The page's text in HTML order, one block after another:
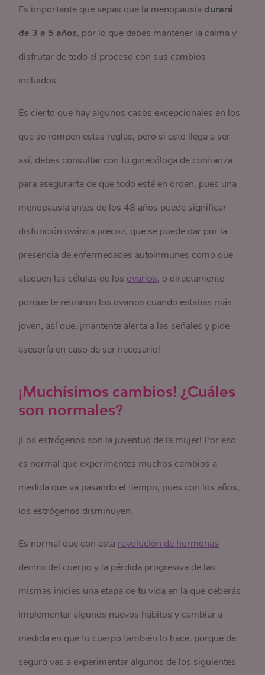
Es importante que sepas que la menopausiadurará
de 3 a 5 años, por lo que debes mantener la calma y
disfrutar de todo el proceso con sus cambios
incluidos.
Es cierto que hay algunos casos excepcionales en los
que se rompen estas reglas, pero si esto llega a ser
así, debes consultar con tu ginecóloga de confianza
para asegurarte de que todo esté en orden, pues una
menopausia antes de los 48 años puede significar
disfunción ovárica precoz, que se puede dar por la
presencia de enfermedades autoinmunes como que
ataquen las células de los ovarios, o directamente
porque te retiraron los ovarios cuando estabas más
joven, así que, ¡mantente alerta a las señales y pide
asesoría en caso de ser necesario!
¡Muchísimos cambios! ¿Cuáles
son normales?
¡Los estrógenos son la juventud de la mujer! Por eso
es normal que experimentes muchos cambios a
medida que va pasando el tiempo, pues con los años,
los estrógenos disminuyen.
Es normal que con esta revolución de hormonas
dentro del cuerpo y la pérdida progresiva de las
mismas inicies una etapa de tu vida en la que deberás
implementar algunos nuevos hábitos y cambiar a
medida en que tu cuerpo también lo hace, porque de
seguro vas a experimentar algunos de los siguientes